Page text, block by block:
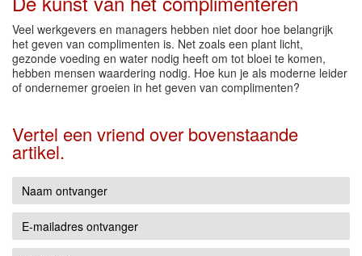
Veel werkgevers en managers hebben niet door hoe belangrijk
het geven van complimenten is. Net zoals een plant licht,
gezonde voeding en water nodig heeft om tot bloei te komen,
hebben mensen waardering nodig. Hoe kun je als moderne leider
of ondernemer groeien in het geven van complimenten?
Vertel een vriend over bovenstaande
artikel.